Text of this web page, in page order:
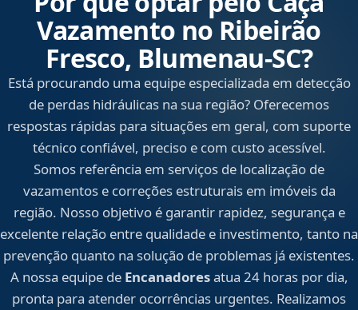
Vazamento no Ribeirão
Fresco, Blumenau‑SC?
Está procurando uma equipe especializada em detecção
de perdas hidráulicas na sua região? Oferecemos
respostas rápidas para situações em geral, com suporte
técnico confiável, preciso e com custo acessível.
Somos referência em serviços de localização de
vazamentos e correções estruturais em imóveis da
região. Nosso objetivo é garantir rapidez, segurança e
excelente relação entre qualidade e investimento, tanto na
prevenção quanto na solução de problemas já existentes.
A nossa equipe de Encanadoresatua 24 horas por dia,
pronta para atender ocorrências urgentes. Realizamos